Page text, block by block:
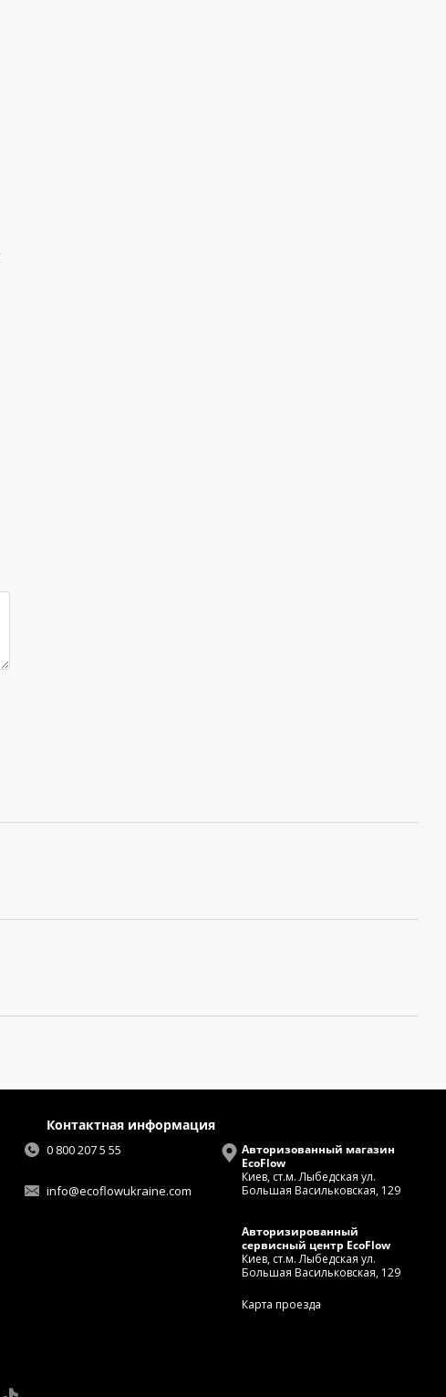
Контактная информация
0 800 207 5 55
info@ecoflowukraine.com
Авторизованный магазин
EcoFlow
Киев, ст.м. Лыбедская ул.
Большая Васильковская, 129
Авторизированный
сервисный центр EcoFlow
Киев, ст.м. Лыбедская ул.
Большая Васильковская, 129
Карта проезда